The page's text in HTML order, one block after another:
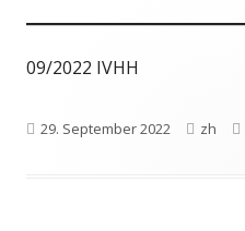
09/2022 IVHH
Veröffentlicht
29. September 2022 Autor
zh